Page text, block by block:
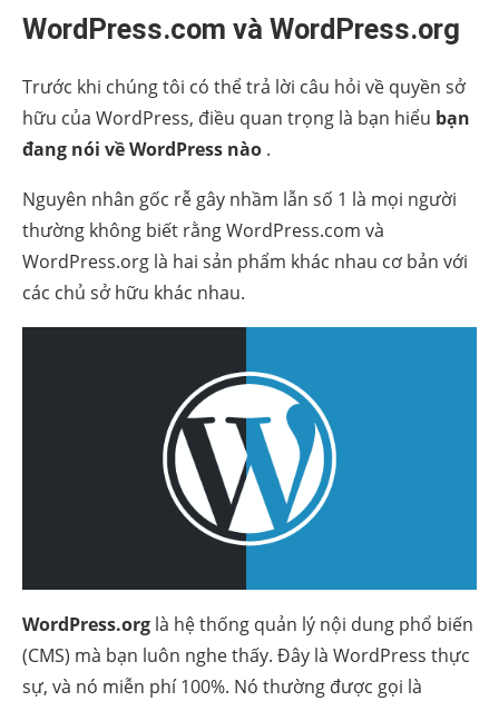
WordPress.com và WordPress.org
Trước khi chúng tôi có thể trả lời câu hỏi về quyền sở
hữu của WordPress, điều quan trọng là bạn hiểu bạn
đang nói về WordPress nào .
Nguyên nhân gốc rễ gây nhầm lẫn số 1 là mọi người
thường không biết rằng WordPress.com và
WordPress.org là hai sản phẩm khác nhau cơ bản với
các chủ sở hữu khác nhau.
WordPress.org là hệ thống quản lý nội dung phổ biến
(CMS) mà bạn luôn nghe thấy. Đây là WordPress thực
sự, và nó miễn phí 100%. Nó thường được gọi là